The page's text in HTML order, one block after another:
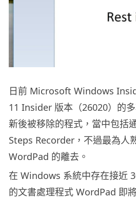
日前 Microsoft Windows
11 Insider 版本（26020）的
新後被移除的程式，當中包括
Steps Recorder，不過最為人
WordPad 的離去。
在 Windows 系統中存在接近
的文書處理程式 WordPad 即